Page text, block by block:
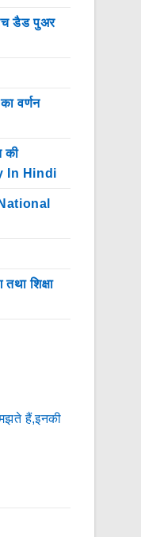
डैड पुअर
वर्णन
की
In Hindi
National
तथा शिक्षा
हैं,इनकी